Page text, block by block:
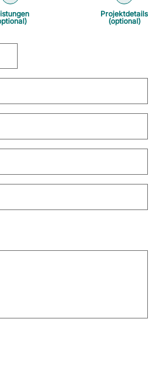
Projektdetails
(optional)